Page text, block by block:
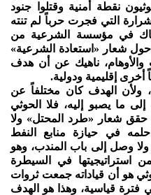
الحوثيون نقطة أمنية وقتلوا جنود
التي فجرت حرباً لم تنته
في مؤسسة الشرعية من
شعار «استعادة الشرعية»
والأوهام، ناهيك عن أن هدف
أخرى إقليمية ودولية.
ولأن الهدف كان مختلفاً عن
ما يصبو إليه، فلا الحوثي
شعار «طرد المحتل» ولا
في حيازة منابع النفط
وصل إلى باب المندب، وهو
استراتيجيتها في السيطرة
هو أن قياداته جمعت ثروات
قياسية، وهذا هو الهدف